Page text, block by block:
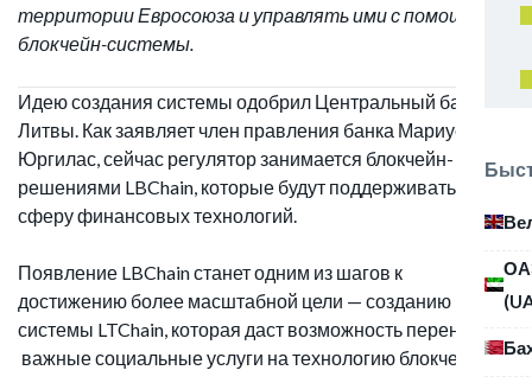
территории Евросоюза и управлять ими с помощью
блокчейн-системы.
Идею создания системы одобрил Центральный банк
Литвы. Как заявляет член правления банка Мариус
Юргилас, сейчас регулятор занимается блокчейн-
решениями LBChain, которые будут поддерживать
сферу финансовых технологий.
Появление LBChain станет одним из шагов к
достижению более масштабной цели — созданию
системы LTChain, которая даст возможность перенести
важные социальные услуги на технологию блокчейн.